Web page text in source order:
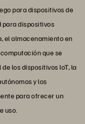
para dispositivos de
para dispositivos
el almacenamiento en
que se
los dispositivos IoT, la
y los
para ofrecer un
uso.